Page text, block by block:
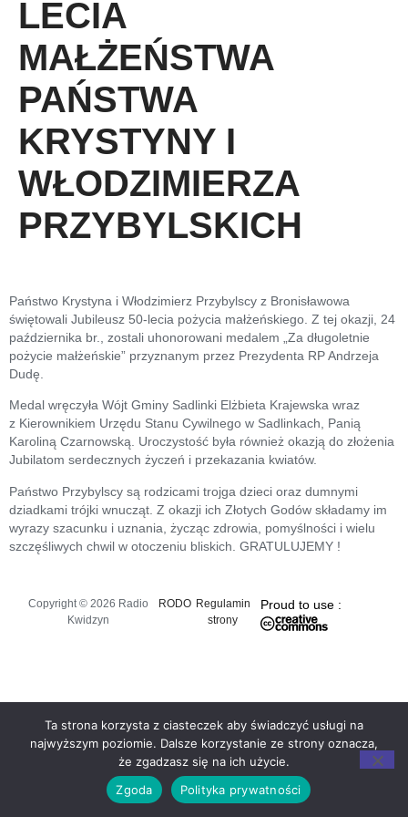
LECIA
MAŁŻEŃSTWA
PAŃSTWA
KRYSTYNY I
WŁODZIMIERZA
PRZYBYLSKICH
Państwo Krystyna i Włodzimierz Przybylscy z Bronisławowa
świętowali Jubileusz 50-lecia pożycia małżeńskiego. Z tej okazji, 24
października br., zostali uhonorowani medalem „Za długoletnie
pożycie małżeńskie” przyznanym przez Prezydenta RP Andrzeja
Dudę.
Medal wręczyła Wójt Gminy Sadlinki Elżbieta Krajewska wraz
z Kierownikiem Urzędu Stanu Cywilnego w Sadlinkach, Panią
Karoliną Czarnowską. Uroczystość była również okazją do złożenia
Jubilatom serdecznych życzeń i przekazania kwiatów.
Państwo Przybylscy są rodzicami trojga dzieci oraz dumnymi
dziadkami trójki wnucząt. Z okazji ich Złotych Godów składamy im
wyrazy szacunku i uznania, życząc zdrowia, pomyślności i wielu
szczęśliwych chwil w otoczeniu bliskich. GRATULUJEMY !
Copyright © 2026 Radio
Kwidzyn
RODO Regulamin
strony
Proud to use :
Ta strona korzysta z ciasteczek aby świadczyć usługi na
najwyższym poziomie. Dalsze korzystanie ze strony oznacza,
że zgadzasz się na ich użycie.
Zgoda
Polityka prywatności